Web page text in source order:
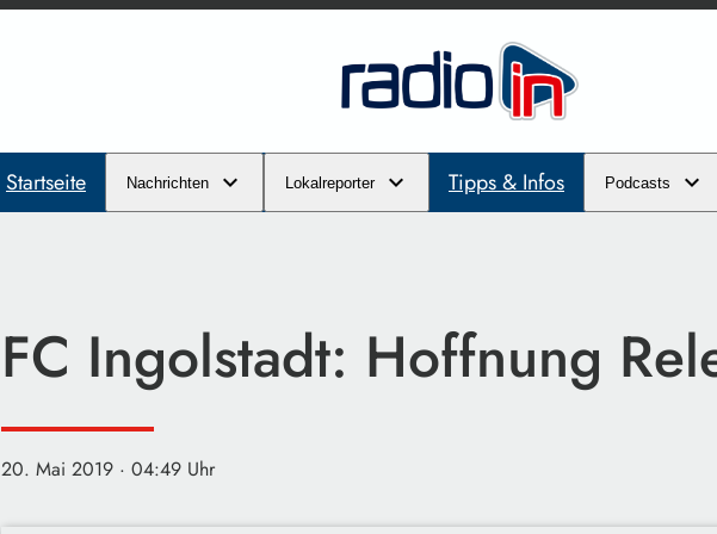
Startseite Nachrichten Lokalreporter Tipps & Infos Podcasts
FC Ingolstadt: Hoffnung
20. Mai 2019 · 04:49 Uhr